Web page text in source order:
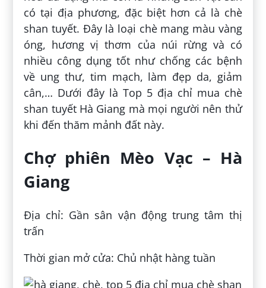
có tại địa phương, đặc biệt hơn cả là chè
shan tuyết. Đây là loại chè mang màu vàng
óng, hương vị thơm của núi rừng và có
nhiều công dụng tốt như chống các bệnh
về ung thư, tim mạch, làm đẹp da, giảm
cân,… Dưới đây là Top 5 địa chỉ mua chè
shan tuyết Hà Giang mà mọi người nên thử
khi đến thăm mảnh đất này.
Chợ phiên Mèo Vạc – Hà
Giang
Địa chỉ: Gần sân vận động trung tâm thị
trấn
Thời gian mở cửa: Chủ nhật hàng tuần